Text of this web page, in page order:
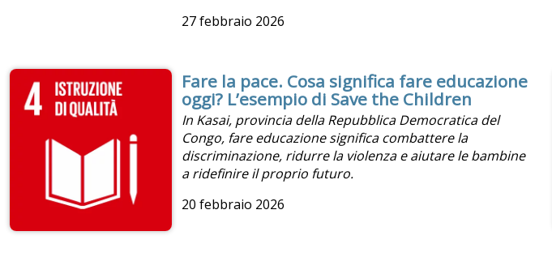
27 febbraio 2026
Fare la pace. Cosa significa fare educazione
oggi? L’esempio di Save the Children
In Kasai, provincia della Repubblica Democratica del
Congo, fare educazione significa combattere la
discriminazione, ridurre la violenza e aiutare le bambine
a ridefinire il proprio futuro.
20 febbraio 2026